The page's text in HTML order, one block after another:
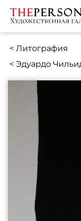
< Литография
< Эдуардо